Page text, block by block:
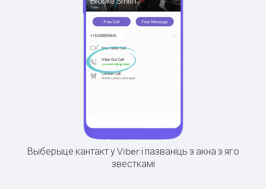
Выберыце кантакт у Viber і пазваніць з акна з яго
звесткамі